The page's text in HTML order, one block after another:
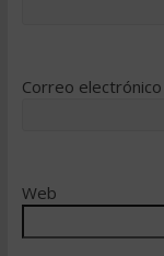
Correo electrónico
Web